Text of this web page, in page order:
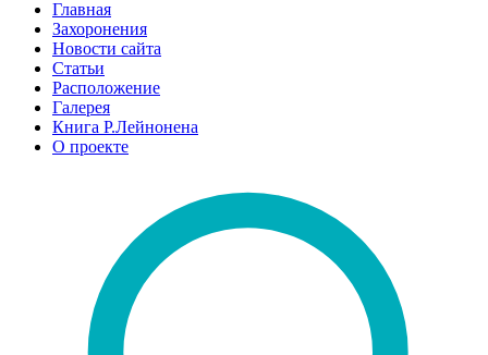
Главная
Захоронения
Новости сайта
Статьи
Расположение
Галерея
Книга Р.Лейнонена
О проекте